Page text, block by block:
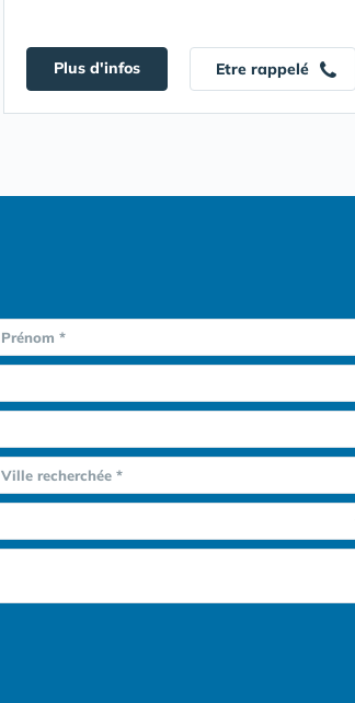
Plus d'infos Etre rappelé
Prénom *
Ville recherchée *